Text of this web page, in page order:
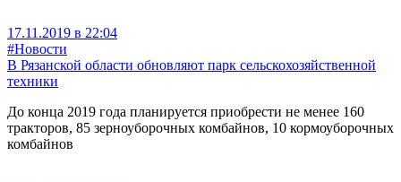
17.11.2019 в 22:04
#Новости
В Рязанской области обновляют парк сельскохозяйственной
техники
До конца 2019 года планируется приобрести не менее 160
тракторов, 85 зерноуборочных комбайнов, 10 кормоуборочных
комбайнов